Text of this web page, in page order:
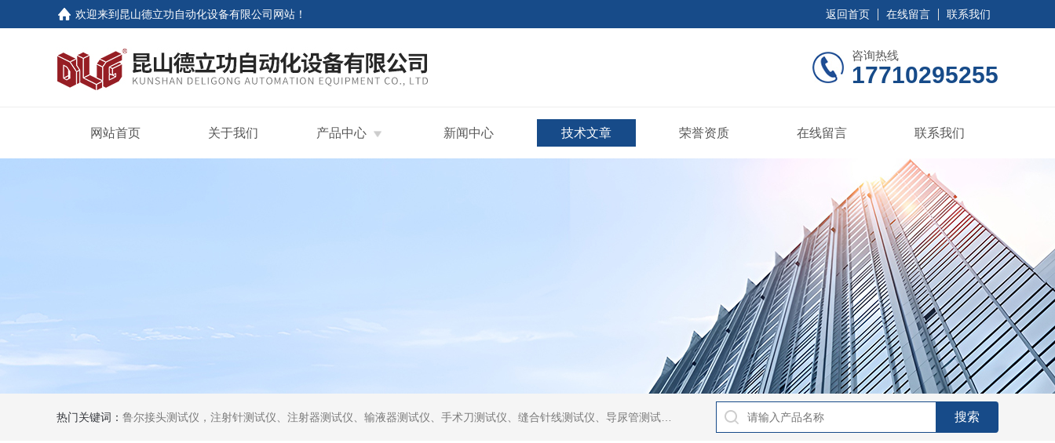
欢迎来到 昆山德立功自动化设备有限公司网站 ！ 返回首页 在线留言 联系我们
咨询热线
17710295255
网站首页 关于我们 产品中心 新闻中心 技术文章 荣誉资质 在线留言 联系我们
热门关键词： 鲁尔接头测试仪，注射针测试仪、注射器测试仪、输液器测试仪、手术刀测试仪、缝合针线测试仪、导尿管测试仪、医用镊钳测试仪、导引管导丝测试仪、针灸针测试仪、留置针测试仪